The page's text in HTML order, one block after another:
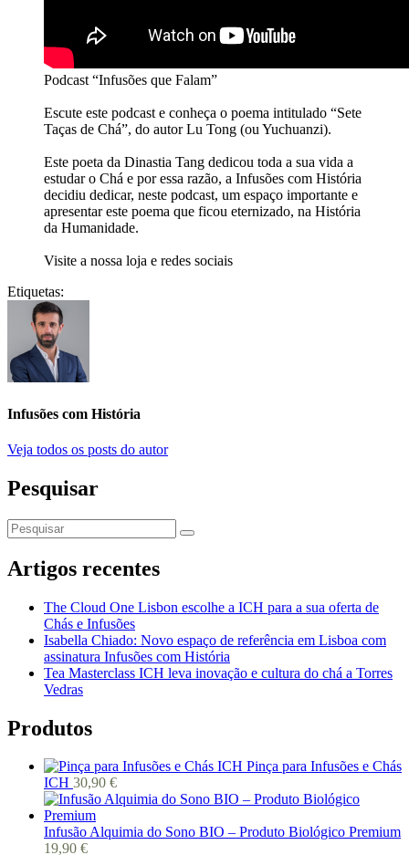
Podcast “Infusões que Falam”
Escute este podcast e conheça o poema intitulado “Sete
Taças de Chá”, do autor Lu Tong (ou Yuchuanzi).
Este poeta da Dinastia Tang dedicou toda a sua vida a
estudar o Chá e por essa razão, a Infusões com História
decidiu dedicar, neste podcast, um espaço importante e
apresentar este poema que ficou eternizado, na História
da Humanidade.
Visite a nossa loja e redes sociais
Etiquetas:
Infusões com História
Veja todos os posts do autor
Pesquisar
Artigos recentes
The Cloud One Lisbon escolhe a ICH para a sua oferta de
Chás e Infusões
Isabella Chiado: Novo espaço de referência em Lisboa com
assinatura Infusões com História
Tea Masterclass ICH leva inovação e cultura do chá a Torres
Vedras
Produtos
Pinça para Infusões e Chás
ICH 30,90 €
Infusão Alquimia do Sono BIO – Produto Biológico Premium
19,90 €